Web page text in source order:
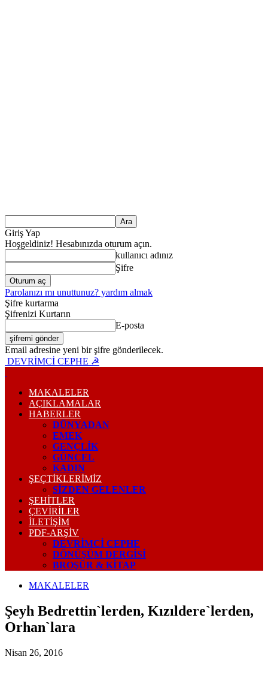
Giriş Yap
Hoşgeldiniz! Hesabınızda oturum açın.
kullanıcı adınız
Şifre
Parolanızı mı unuttunuz? yardım almak
Şifre kurtarma
Şifrenizi Kurtarın
E-posta
Email adresine yeni bir şifre gönderilecek.
DEVRİMCİ CEPHE ☭
MAKALELER
AÇIKLAMALAR
HABERLER
DÜNYADAN
EMEK
GENÇLİK
GÜNCEL
KADIN
ŞEÇTİKLERİMİZ
SİZDEN GELENLER
ŞEHİTLER
ÇEVİRİLER
İLETİŞİM
PDF-ARŞIV
DEVRIMCI CEPHE
DÖNÜŞÜM DERGISI
BROŞÜR & KİTAP
MAKALELER
Şeyh Bedrettin`lerden, Kızıldere`lerden,
Orhan`lara
Nisan 26, 2016